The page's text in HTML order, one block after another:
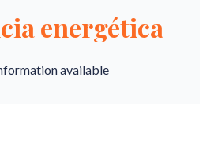
energética
available